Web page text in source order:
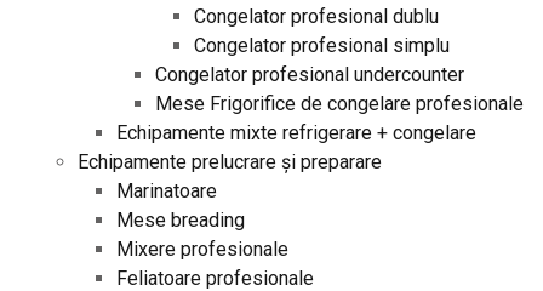
Congelator profesional dublu
Congelator profesional simplu
Congelator profesional undercounter
Mese Frigorifice de congelare profesionale
Echipamente mixte refrigerare + congelare
Echipamente prelucrare și preparare
Marinatoare
Mese breading
Mixere profesionale
Feliatoare profesionale